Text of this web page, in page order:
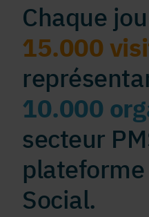
Chaque
15.000
10.000
secteur
Social.